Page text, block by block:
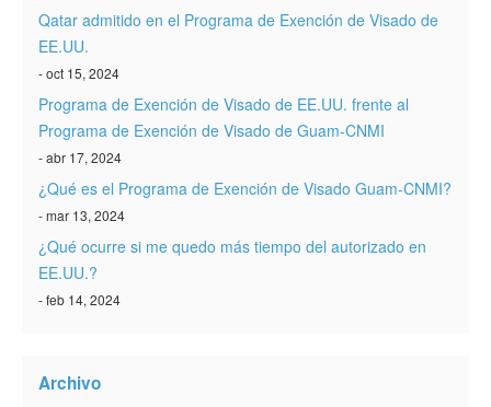
Qatar admitido en el Programa de Exención de Visado de
EE.UU.
- oct 15, 2024
Programa de Exención de Visado de EE.UU. frente al
Programa de Exención de Visado de Guam-CNMI
- abr 17, 2024
¿Qué es el Programa de Exención de Visado Guam-CNMI?
- mar 13, 2024
¿Qué ocurre si me quedo más tiempo del autorizado en
EE.UU.?
- feb 14, 2024
Archivo